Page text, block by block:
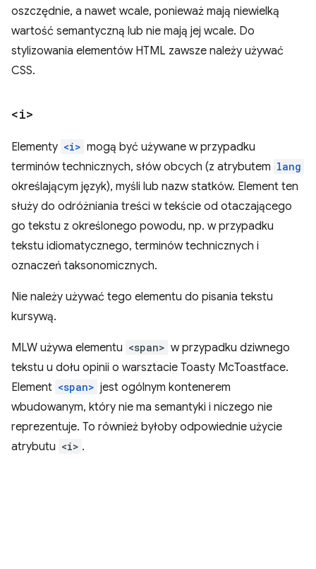
oszczędnie, a nawet wcale, ponieważ mają niewielką
wartość semantyczną lub nie mają jej wcale. Do
stylizowania elementów HTML zawsze należy używać
CSS.
<i>
Elementy <i> mogą być używane w przypadku
terminów technicznych, słów obcych (z atrybutem lang
określającym język), myśli lub nazw statków. Element ten
służy do odróżniania treści w tekście od otaczającego
go tekstu z określonego powodu, np. w przypadku
tekstu idiomatycznego, terminów technicznych i
oznaczeń taksonomicznych.
Nie należy używać tego elementu do pisania tekstu
kursywą.
MLW używa elementu <span> w przypadku dziwnego
tekstu u dołu opinii o warsztacie Toasty McToastface.
Element <span> jest ogólnym kontenerem
wbudowanym, który nie ma semantyki i niczego nie
reprezentuje. To również byłoby odpowiednie użycie
atrybutu <i> .